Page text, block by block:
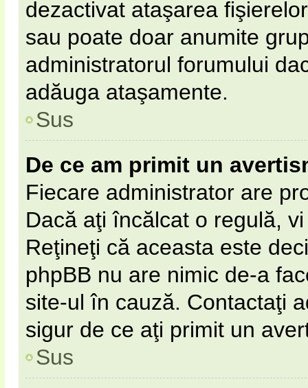
dezactivat ataşarea
sau poate doar anumite
administratorul forumului
adăuga ataşamente.
Sus
De ce am primit un
Fiecare administrator are
Dacă aţi încălcat o regulă,
Reţineţi că aceasta este
phpBB nu are nimic de-a
site-ul în cauză. Contactaţi
sigur de ce aţi primit un
Sus